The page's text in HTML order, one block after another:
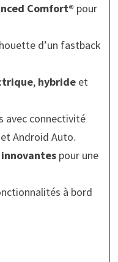
Comfort® pour
d’un fastback
, hybrideet
avec connectivité
Android Auto.
innovantespour une
à bord